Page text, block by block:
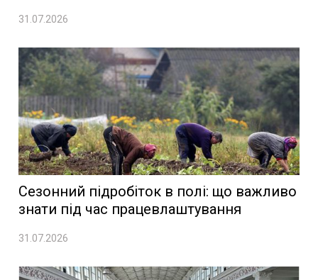
31.07.2026
Сезонний підробіток в полі: що важливо
знати під час працевлаштування
31.07.2026